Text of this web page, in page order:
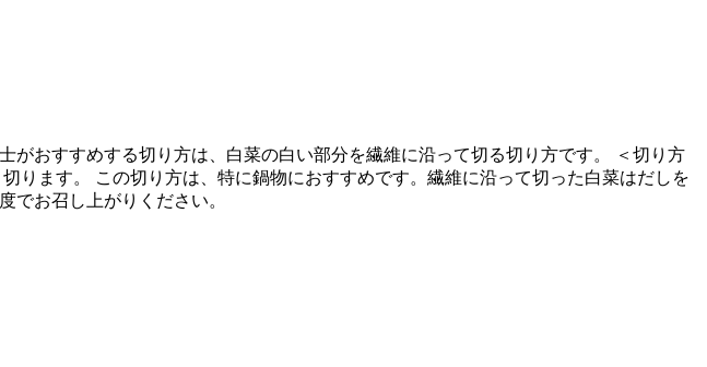
おすすめする切り方は、白菜の白い部分を繊維に沿って切る切り方です。 ＜切り方
ります。 この切り方は、特に鍋物におすすめです。繊維に沿って切った白菜はだしを
でお召し上がりください。